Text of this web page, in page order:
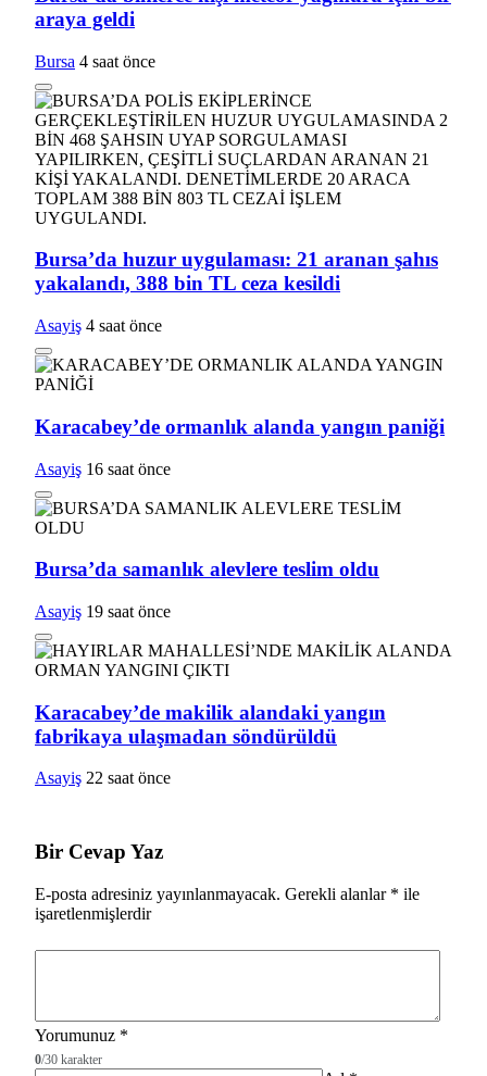
araya geldi
Bursa 4 saat önce
Bursa’da huzur uygulaması: 21 aranan şahıs
yakalandı, 388 bin TL ceza kesildi
Asayiş 4 saat önce
Karacabey’de ormanlık alanda yangın paniği
Asayiş 16 saat önce
Bursa’da samanlık alevlere teslim oldu
Asayiş 19 saat önce
Karacabey’de makilik alandaki yangın
fabrikaya ulaşmadan söndürüldü
Asayiş 22 saat önce
Bir Cevap Yaz
E-posta adresiniz yayınlanmayacak. Gerekli alanlar * ile
işaretlenmişlerdir
Yorumunuz *
0/30 karakter